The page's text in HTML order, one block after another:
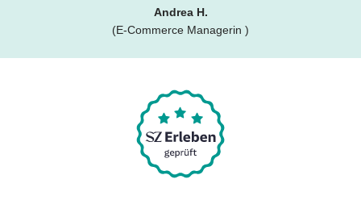
Andrea H.
(E-Commerce Managerin )